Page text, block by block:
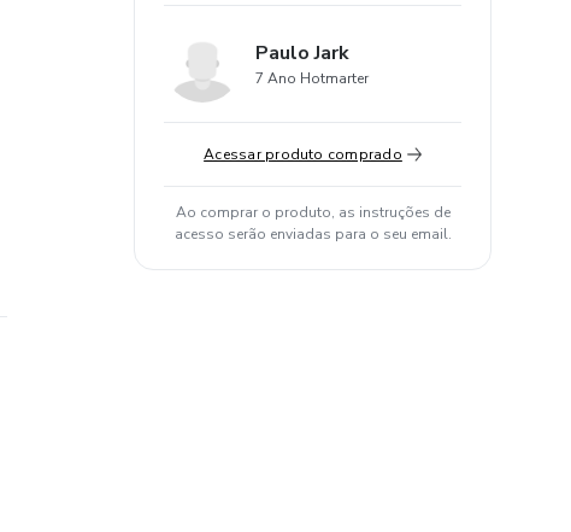
Paulo Jark
7 Ano Hotmarter
Acessar produto comprado
Ao comprar o produto, as instruções de
acesso serão enviadas para o seu email.